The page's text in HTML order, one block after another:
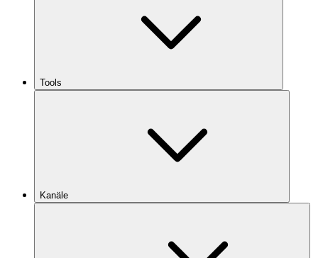
Tools
Kanäle